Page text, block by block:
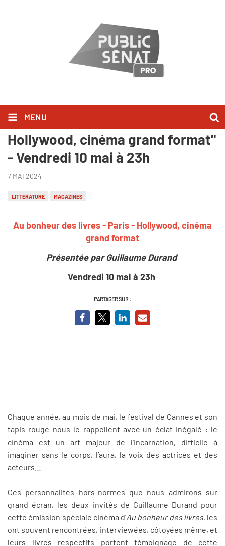
MENU
"Au bonheur des livres - Paris -
Hollywood, cinéma grand format"
- Vendredi 10 mai à 23h
7 MAI 2024
LITTÉRATURE MAGAZINES
Au bonheur des livres - Paris - Hollywood, cinéma
grand format
Présentée par Guillaume Durand
Vendredi 10 mai à 23h
PARTAGER SUR :
Chaque année, au mois de mai, le festival de Cannes et son
tapis rouge nous le rappellent avec un éclat inégalé : le
cinéma est un art majeur de l’incarnation, difficile à
imaginer sans le corps, l’aura, la voix des actrices et des
acteurs…
Ces personnalités hors-normes que nous admirons sur
grand écran, les deux invités de Guillaume Durand pour
cette émission spéciale cinéma d’Au bonheur des livres, les
ont souvent rencontrées, interviewées, côtoyées même, et
leurs livres respectifs portent témoignage de cette